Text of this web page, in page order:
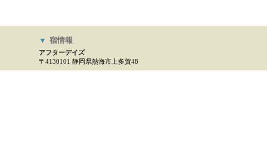
▼ 宿情報
アフターデイズ
〒4130101 静岡県熱海市上多賀48